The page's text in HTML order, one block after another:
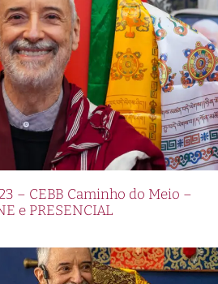
– CEBB Caminho do Meio –
e PRESENCIAL